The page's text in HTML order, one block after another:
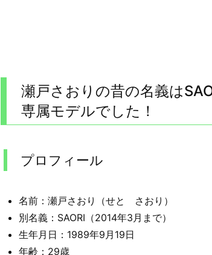
瀬戸さおりの昔の名義は
専属モデルでした！
プロフィール
名前：瀬戸さおり（せと さおり）
別名義：SAORI（2014年3月まで）
生年月日：1989年9月19日
年齢：29歳